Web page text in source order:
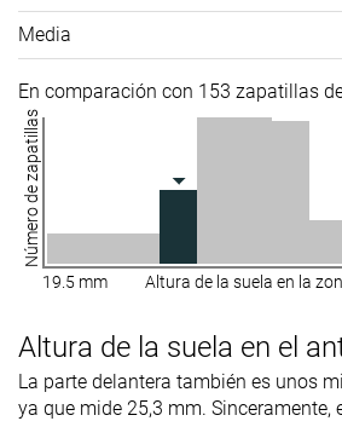
Media
En comparación con 153 zapatillas
Número de zapatillas
19.5 mm Altura de la suela en la
Altura de la suela en el
La parte delantera también es unos
ya que mide 25,3 mm. Sinceramente,